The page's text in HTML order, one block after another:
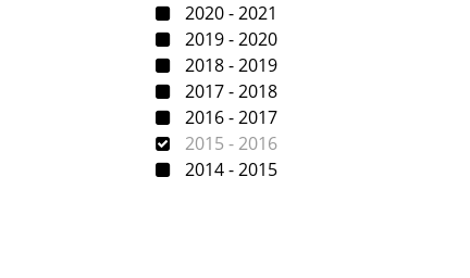
2020 - 2021
2019 - 2020
2018 - 2019
2017 - 2018
2016 - 2017
2015 - 2016
2014 - 2015